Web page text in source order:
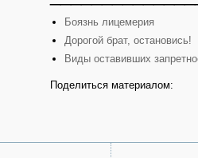
Боязнь лицемерия
Дорогой брат, остановись!
Виды оставивших
Поделиться материалом: